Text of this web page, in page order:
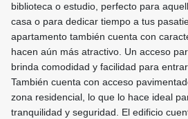
biblioteca o estudio, perfecto para
casa o para dedicar tiempo a tus
apartamento también cuenta con
hacen aún más atractivo. Un acceso
brinda comodidad y facilidad para
También cuenta con acceso
zona residencial, lo que lo hace ideal
tranquilidad y seguridad. El edificio